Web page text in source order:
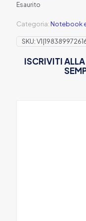
Esaurito
Categoria:Notebook
SKU:
ISCRIVITI ALLA